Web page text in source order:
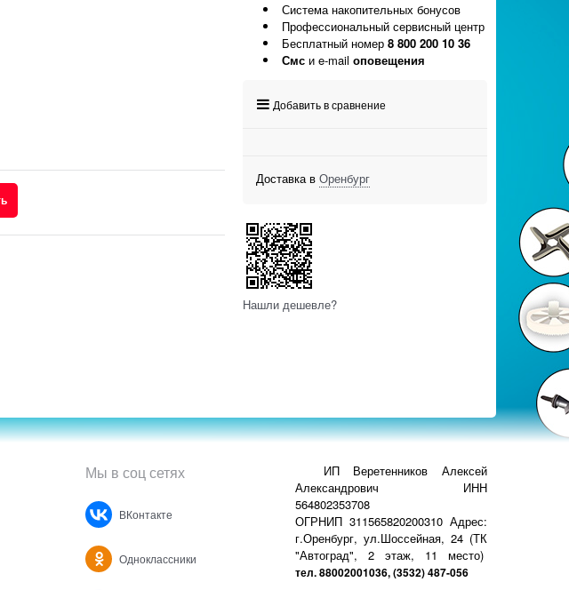
Система накопительных бонусов
Профессиональный сервисный центр
Бесплатный номер 8 800 200 10 36
Смс и e-mail оповещения
Добавить в сравнение
Доставка в Оренбург
Нашли дешевле?
Мы в соц сетях
ВКонтакте
Одноклассники
ИП Веретенников Алексей
Александрович ИНН
564802353708
ОГРНИП 311565820200310 Адрес:
г.Оренбург, ул.Шоссейная, 24 (ТК
"Автоград", 2 этаж, 11 место)
тел. 88002001036, (3532) 487-056